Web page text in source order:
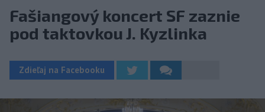
Fašiangový koncert SF zaznie
pod taktovkou J. Kyzlinka
Zdieľaj na Facebooku